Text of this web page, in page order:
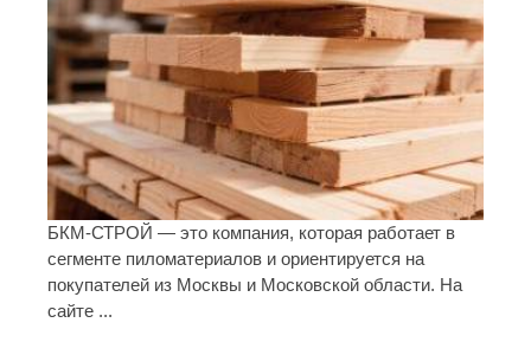
БКМ-СТРОЙ — это компания, которая работает в
сегменте пиломатериалов и ориентируется на
покупателей из Москвы и Московской области. На
сайте ...